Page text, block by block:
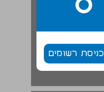
כניסת רשומים